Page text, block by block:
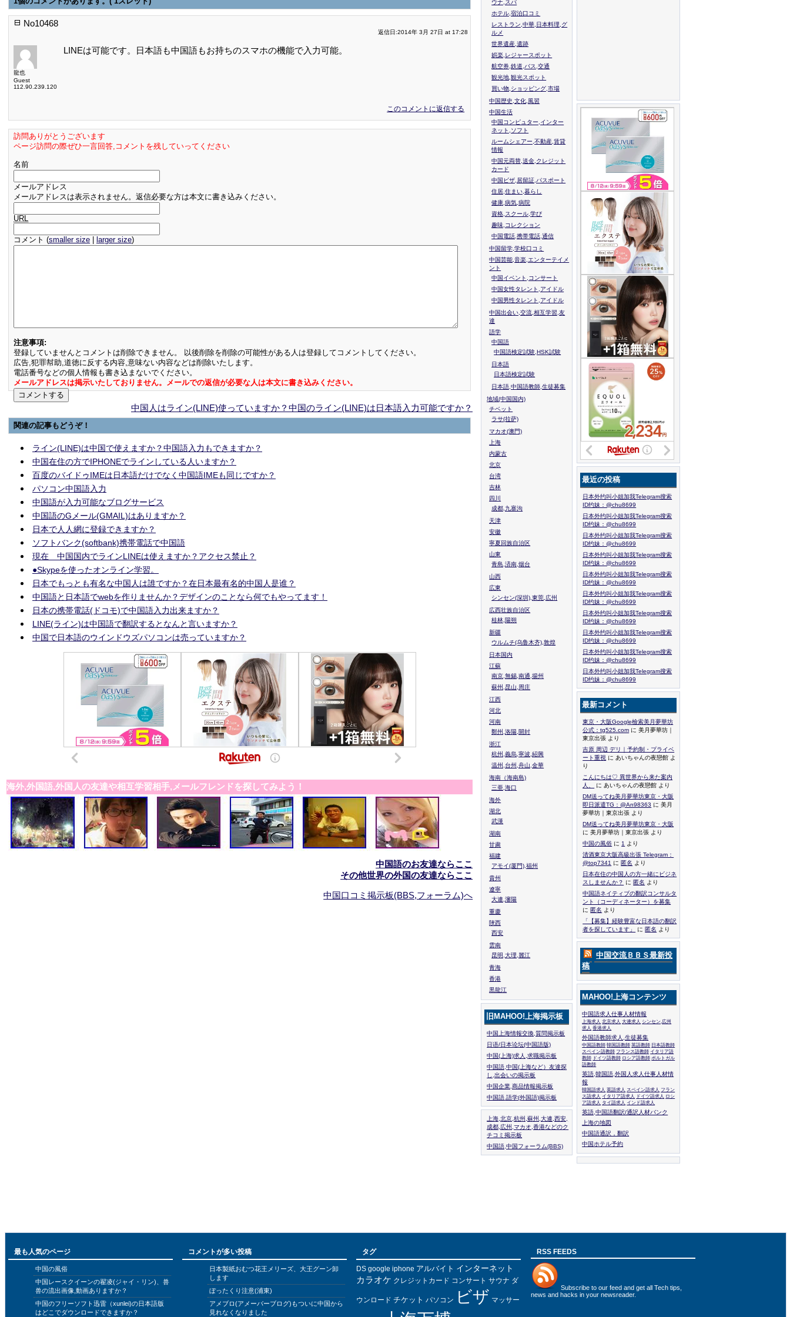
No10468
返信日:2014年 3月 27日 at 17:28
龍也
Guest
112.90.239.120
LINEは可能です。日本語も中国語もお持ちのスマホの機能で入力可能。
このコメントに返信する
訪問ありがとうございます
ページ訪問の際ぜひ一言回答,コメントを残していってください
名前
メールアドレス
メールアドレスは表示されません。返信必要な方は本文に書き込みください。
URL
コメント (smaller size larger size)
注意事項:
登録していませんとコメントは削除できません。 以後削除を削除の可能性がある人は登録してコメントしてください。
広告,犯罪幇助,道徳に反する内容,意味ない内容などは削除いたします。
電話番号などの個人情報も書き込まないでください。
メールアドレスは掲示いたしておりません。メールでの返信が必要な人は本文に書き込みください。
中国人はライン(LINE)使っていますか？中国のライン(LINE)は日本語入力可能ですか？
関連の記事もどうぞ！
ライン(LINE)は中国で使えますか？中国語入力もできますか？
中国在住の方でIPHONEでラインしている人いますか？
百度のバイドゥIMEは日本語だけでなく中国語IMEも同じですか？
パソコン中国語入力
中国語が入力可能なブログサービス
中国語のGメール(GMAIL)はありますか？
日本で人人網に登録できますか？
ソフトバンク(softbank)携帯電話で中国語
現在 中国国内でラインLINEは使えますか？アクセス禁止？
●Skypeを使ったオンライン学習。
日本でもっとも有名な中国人は誰ですか？在日本最有名的中国人是谁？
中国語と日本語でwebを作りませんか？デザインのことなら何でもやってます！
日本の携帯電話(ドコモ)で中国語入力出来ますか？
LINE(ライン)は中国語で翻訳するとなんと言いますか？
中国で日本語のウインドウズパソコンは売っていますか？
海外,外国語,外国人の友達や相互学習相手,メールフレンドを探してみよう！
中国語のお友達ならここ
その他世界の外国の友達ならここ
中国口コミ掲示板(BBS,フォーラム)へ
ウナ,スパ
ホテル,宿泊口コミ
レストラン,中華,日本料理,グ
ルメ
世界遺産,遺跡
娯楽,レジャースポット
航空券,鉄道,バス,交通
観光地,観光スポット
買い物,ショッピング,市場
中国歴史,文化,風習
中国生活
中国コンピュター,インター
ネット,ソフト
ルームシェアー,不動産,賃貸
情報
中国元両替,送金,クレジット
カード
中国ビザ,居留証,パスポート
住居,住まい,暮らし
健康,病気,病院
資格,スクール,学び
趣味,コレクション
中国電話,携帯電話,通信
中国留学,学校口コミ
中国芸能,音楽,エンターテイメ
ント
中国イベント,コンサート
中国女性タレント,アイドル
中国男性タレント,アイドル
中国出会い,交流,相互学習,友
達
語学
中国語
中国語検定試験,HSK試験
日本語
日本語検定試験
日本語,中国語教師,生徒募集
地域(中国国内)
チベット
ラサ(拉萨)
マカオ(澳門)
上海
内蒙古
北京
台湾
吉林
四川
成都,九寨沟
天津
安徽
寧夏回族自治区
山東
青島,済南,烟台
山西
広東
シンセン(深圳),東莞,広州
広西壮族自治区
桂林,陽朔
新疆
ウルムチ(乌鲁木齐),敦煌
日本国内
江蘇
南京,無錫,南通,揚州
蘇州,昆山,周庄
江西
河北
河南
鄭州,洛陽,開封
浙江
杭州,義烏,寧波,紹興
温州,台州,舟山,金華
海南（海南島)
三亜,海口
海外
湖北
武漢
湖南
甘粛
福建
アモイ(厦門),福州
貴州
遼寧
大連,瀋陽
重慶
陜西
西安
雲南
昆明,大理,麗江
青海
香港
黒龍江
旧MAHOO!上海掲示板
中国上海情報交換,質問掲示板
日语/日本论坛(中国語版)
中国(上海)求人,求職掲示板
中国語,中国(上海など）友達探
し,出会いの掲示板
中国企業,商品情報掲示板
中国語.語学(外国語)掲示板
上海,北京,杭州,蘇州,大連,西安,
成都,広州,マカオ,香港などのク
チコミ掲示板
中国語,中国フォーラム(BBS)
最近の投稿
日本外约叫小姐加我Telegram搜索
ID约妹：@chu8699
日本外约叫小姐加我Telegram搜索
ID约妹：@chu8699
日本外约叫小姐加我Telegram搜索
ID约妹：@chu8699
日本外约叫小姐加我Telegram搜索
ID约妹：@chu8699
日本外约叫小姐加我Telegram搜索
ID约妹：@chu8699
日本外约叫小姐加我Telegram搜索
ID约妹：@chu8699
日本外约叫小姐加我Telegram搜索
ID约妹：@chu8699
日本外约叫小姐加我Telegram搜索
ID约妹：@chu8699
日本外约叫小姐加我Telegram搜索
ID约妹：@chu8699
日本外约叫小姐加我Telegram搜索
ID约妹：@chu8699
最新コメント
東京・大阪Google檢索美月夢華坊
公式：tg525.com に 美月夢華坊｜
東京出張 より
吉原 周辺 デリ｜予約制・プライベ
ート重視 に あいちゃんの夜戀館 よ
り
こんにちは♡ 異世界から来た案内
人、
に あいちゃんの夜戀館 より
DM送ってね美月夢華坊東京・大阪
即日派遣TG：@An98363 に 美月
夢華坊｜東京出張 より
DM送ってね美月夢華坊東京・大阪
に 美月夢華坊｜東京出張 より
中国の風俗 に 1
より
清酒東京大阪高級出張 Telegram：
@top7341 に 匿名 より
日本在住の中国人の方一緒にビジネ
スしませんか？ に 匿名 より
中国語ネイティブの翻訳コンサルタ
ント（コーディネーター）を募集
に 匿名 より
「【募集】経験豊富な日本語の翻訳
者を探しています」
に 匿名 より
中国交流ＢＢＳ最新投
稿
MAHOO!上海コンテンツ
中国語求人仕事人材情報
上海求人 北京求人 大連求人 シンセン,広州
求人 香港求人
外国語教師求人,生徒募集
中国語教師 韓国語教師 英語教師 日本語教師
スペイン語教師 フランス語教師 イタリア語
教師 ドイツ語教師 ロシア語教師 ポルトガル
語教師
英語,韓国語,外国人求人仕事人材情
報
韓国語求人 英語求人 スペイン語求人 フラン
ス語求人 イタリア語求人 ドイツ語求人 ロシ
ア語求人 タイ語求人 インド語求人
英語,中国語翻訳/通訳人材バンク
上海の地図
中国語通訳，翻訳
中国ホテル予約
最も人気のページ
中国の風俗
中国レースクイーンの翟凌(ジャイ・リン)、兽
兽の流出画像,動画ありますか？
中国のフリーソフト迅雷（xunlei)の日本語版
はどこでダウンロードできますか？
コメントが多い投稿
日本製紙おむつ花王メリーズ、大王グーン卸
します
ぼったくり注意(浦東)
アメブロ(アメーバーブログ)もついに中国から
見れなくなりました
タグ
DS google iphone アルバイト インターネット
カラオケ クレジットカード コンサート サウナ ダ
ウンロード チケット パソコン ビザ マッサー
RSS FEEDS
Subscribe to our feed and get all Tech tips,
news and hacks in your newsreader.